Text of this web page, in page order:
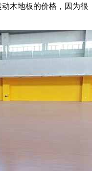
木地板的价格，因为很